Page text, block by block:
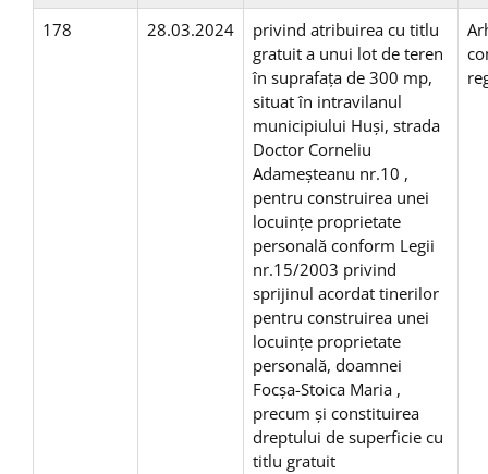
178
28.03.2024
privind atribuirea cu titlu
gratuit a unui lot de teren
în suprafaţa de 300 mp,
situat în intravilanul
municipiului Huşi, strada
Doctor Corneliu
Adameșteanu nr.10 ,
pentru construirea unei
locuinţe proprietate
personală conform Legii
nr.15/2003 privind
sprijinul acordat tinerilor
pentru construirea unei
locuinţe proprietate
personală, doamnei
Focșa-Stoica Maria ,
precum și constituirea
dreptului de superficie cu
titlu gratuit